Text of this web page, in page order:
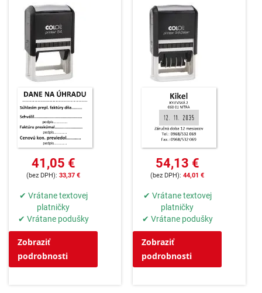
41,05 €
33,37 €
✔ Vrátane textovej
platničky
✔ Vrátane podušky
Zobraziť
podrobnosti
54,13 €
44,01 €
✔ Vrátane textovej
platničky
✔ Vrátane podušky
Zobraziť
podrobnosti